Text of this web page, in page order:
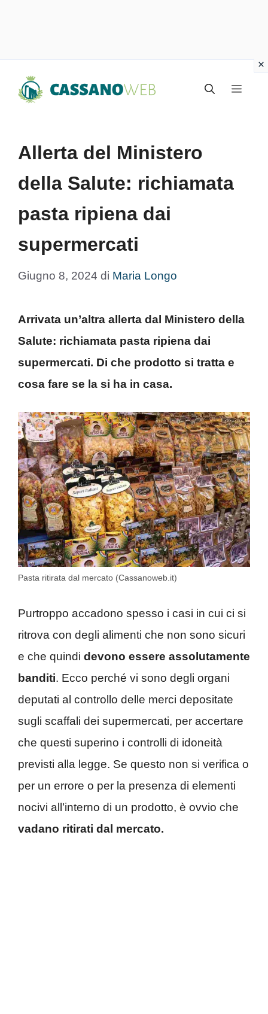
Menu
Allerta del Ministero
della Salute: richiamata
pasta ripiena dai
supermercati
Giugno 8, 2024 di Maria Longo
Arrivata un’altra allerta dal Ministero della
Salute: richiamata pasta ripiena dai
supermercati. Di che prodotto si tratta e
cosa fare se la si ha in casa.
Pasta ritirata dal mercato (Cassanoweb.it)
Purtroppo accadono spesso i casi in cui ci si
ritrova con degli alimenti che non sono sicuri
e che quindi devono essere assolutamente
banditi. Ecco perché vi sono degli organi
deputati al controllo delle merci depositate
sugli scaffali dei supermercati, per accertare
che questi superino i controlli di idoneità
previsti alla legge. Se questo non si verifica o
per un errore o per la presenza di elementi
nocivi all’interno di un prodotto, è ovvio che
vadano ritirati dal mercato.